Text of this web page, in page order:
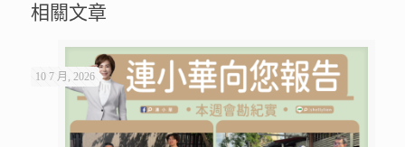
相關文章
10 7 月, 2026